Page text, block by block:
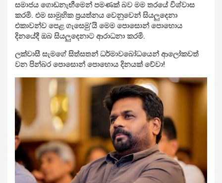
සමාජය ගොඩනැඟීමෙන් පමණක් බව මම තරයේ විශ්වාස
කරමි. එම සාමුහික ප්‍රයත්නය වෙනුවෙන් සියලුදෙනා
එකාවන්ව පෙළ ගැසෙමු’යි මෙම පොසොන් පොහොය
දිනයේදී ඔබ සියලුදෙනාට ආරාධනා කරමි.
ලක්වාසී සැමගේ සිත්සතන් ධර්මාවබෝධයෙන් ආලෝකවත්
වන පින්බර පොසොන් පොහොය දිනයක් වේවා!